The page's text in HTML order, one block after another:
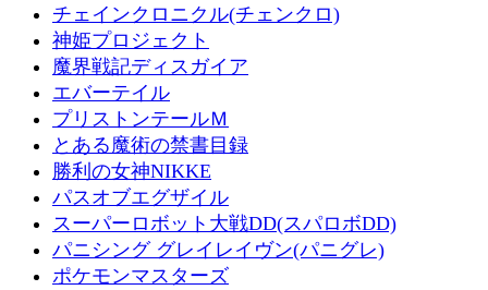
チェインクロニクル(チェンクロ)
神姫プロジェクト
魔界戦記ディスガイア
エバーテイル
プリストンテールＭ
とある魔術の禁書目録
勝利の女神NIKKE
パスオブエグザイル
スーパーロボット大戦DD(スパロボDD)
パニシング グレイレイヴン(パニグレ)
ポケモンマスターズ